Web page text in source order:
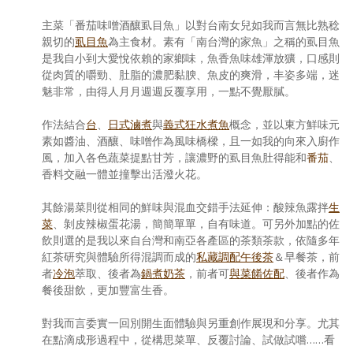
主菜「番茄味噌酒釀虱目魚」以對台南女兒如我而言無比熟稔
親切的虱目魚為主食材。素有「南台灣的家魚」之稱的虱目魚
是我自小到大愛悅依賴的家鄉味，魚香魚味雄渾放獷，口感則
從肉質的嚼勁、肚脂的濃肥黏腴、魚皮的爽滑，丰姿多端，迷
魅非常，由得人月月週週反覆享用，一點不覺厭膩。
作法結合台、 日式滷煮與義式狂水煮魚概念，並以東方鮮味元
素如醬油、酒釀、味噌作為風味橋樑，且一如我的向來入廚作
風，加入各色蔬菜提點甘芳，讓濃野的虱目魚肚得能和番茄、
香料交融一體並撞擊出活潑火花。
其餘湯菜則從相同的鮮味與混血交錯手法延伸：酸辣魚露拌生
菜、剝皮辣椒蛋花湯，簡簡單單，自有味道。可另外加點的佐
飲則選的是我以來自台灣和南亞各產區的茶類茶款，依隨多年
紅茶研究與體驗所得混調而成的私藏調配午後茶＆早餐茶，前
者冷泡萃取、後者為鍋煮奶茶 ，前者可與菜餚佐配、後者作為
餐後甜飲，更加豐富生香。
對我而言委實一回別開生面體驗與另重創作展現和分享。尤其
在點滴成形過程中，從構思菜單、反覆討論、試做試嚐……看